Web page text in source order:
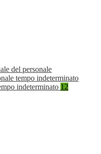
del personale
tempo indeterminato
indeterminato 12